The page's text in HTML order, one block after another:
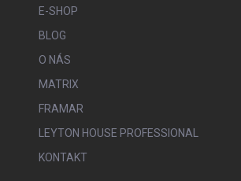
E-SHOP
BLOG
O NÁS
MATRIX
FRAMAR
LEYTON HOUSE PROFESSIONAL
KONTAKT